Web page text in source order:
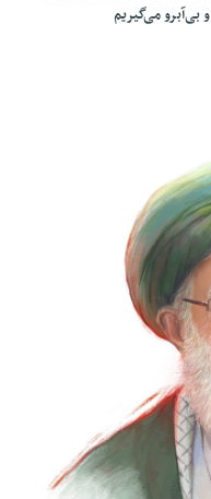
بی‌آبرو می‌گیریم